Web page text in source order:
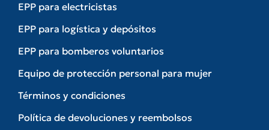
EPP para electricistas
EPP para logística y depósitos
EPP para bomberos voluntarios
Equipo de protección personal para mujer
Términos y condiciones
Política de devoluciones y reembolsos